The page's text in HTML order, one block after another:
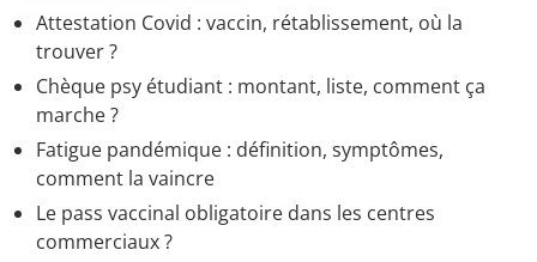
sanguins
faire ?> Accueil - Maladie Covid-19
> Accueil - Alimentation et maladies
maison ?> Accueil - Bienfaits et méfaits des aliments
Attestation Covid : vaccin, rétablissement, où la
trouver ?
Chèque psy étudiant : montant, liste, comment ça
marche ?
Fatigue pandémique : définition, symptômes,
comment la vaincre
Le pass vaccinal obligatoire dans les centres
commerciaux ?